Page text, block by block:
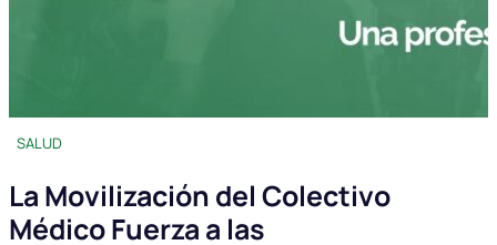
SALUD
La Movilización del Colectivo
Médico Fuerza a las